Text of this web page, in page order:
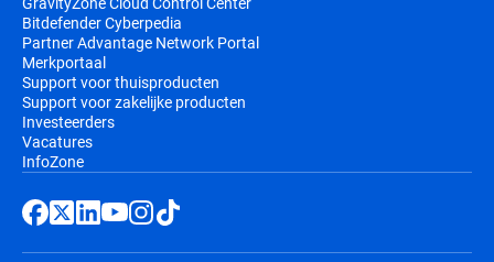
Bitdefender Cyberpedia
Partner Advantage Network Portal
Merkportaal
Support voor thuisproducten
Support voor zakelijke producten
Investeerders
Vacatures
InfoZone